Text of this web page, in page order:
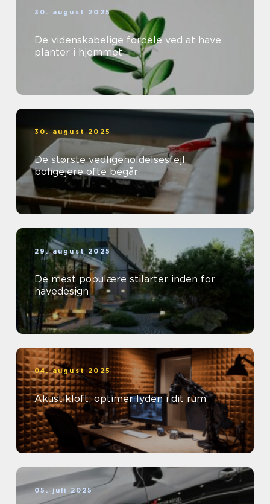
30. august 2025
De videnskabelige fordele ved at have
planter i hjemmet
30. august 2025
De største vedligeholdelsesfejl,
boligejere ofte begår
29. august 2025
De mest populære stilarter inden for
havedesign
04. august 2025
Akustikloft: optimer lyden i dit rum
05. juli 2025